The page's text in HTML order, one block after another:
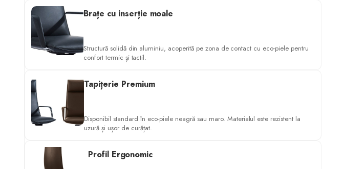
Brațe cu inserție moale
Structură solidă din aluminiu, acoperită pe zona de contact cu eco-piele pentru
confort termic și tactil.
Tapițerie Premium
Disponibil standard în eco-piele neagră sau maro. Materialul este rezistent la
uzură și ușor de curățat.
Profil Ergonomic